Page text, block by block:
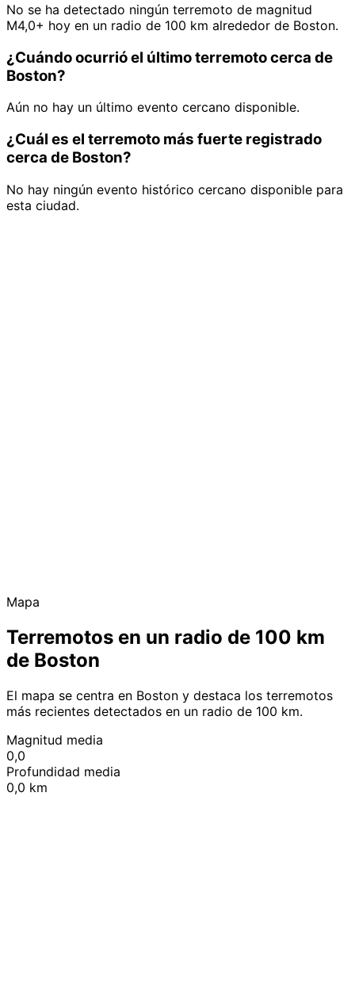
No se ha detectado ningún terremoto de magnitud
M4,0+ hoy en un radio de 100 km alrededor de Boston.
¿Cuándo ocurrió el último terremoto cerca de
Boston?
Aún no hay un último evento cercano disponible.
¿Cuál es el terremoto más fuerte registrado
cerca de Boston?
No hay ningún evento histórico cercano disponible para
esta ciudad.
Mapa
Terremotos en un radio de 100 km
de Boston
El mapa se centra en Boston y destaca los terremotos
más recientes detectados en un radio de 100 km.
Magnitud media
0,0
Profundidad media
0,0 km